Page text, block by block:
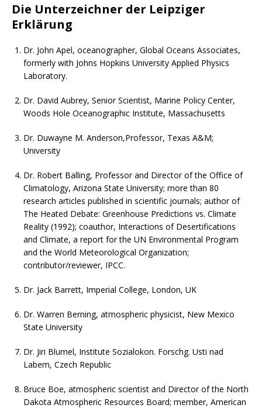
Die Unterzeichner der Leipziger
Erklärung
Dr. John Apel, oceanographer, Global Oceans Associates,
formerly with Johns Hopkins University Applied Physics
Laboratory.
Dr. David Aubrey, Senior Scientist, Marine Policy Center,
Woods Hole Oceanographic Institute, Massachusetts
Dr. Duwayne M. Anderson,Professor, Texas A&M;
University
Dr. Robert Balling, Professor and Director of the Office of
Climatology, Arizona State University; more than 80
research articles published in scientific journals; author of
The Heated Debate: Greenhouse Predictions vs. Climate
Reality (1992); coauthor, Interactions of Desertifications
and Climate, a report for the UN Environmental Program
and the World Meteorological Organization;
contributor/reviewer, IPCC.
Dr. Jack Barrett, Imperial College, London, UK
Dr. Warren Berning, atmospheric physicist, New Mexico
State University
Dr. Jiri Blumel, Institute Sozialokon. Forschg. Usti nad
Labem, Czech Republic
Bruce Boe, atmospheric scientist and Director of the North
Dakota Atmospheric Resources Board; member, American